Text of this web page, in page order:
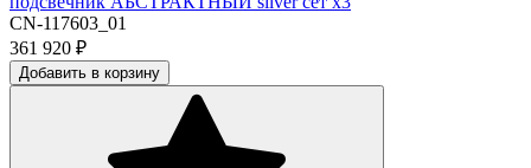
CN-117603_01
361 920 ₽
Добавить в корзину